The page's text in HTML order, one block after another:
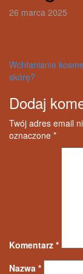
26 marca 2025
wpisu
Wchłanianie
skórę?
Dodaj
Twój adres email
oznaczone *
Komentarz *
Nazwa *